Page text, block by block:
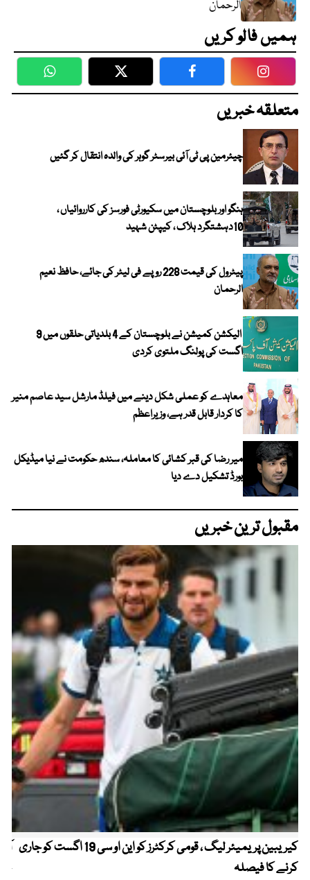
الرحمان
ہمیں فالو کریں
WhatsApp Twitter Facebook
متعلقہ خبریں
چیئرمین پی ٹی آئی بیرسٹر گوہر کی والدہ انتقال کر گئیں
ہنگو اور بلوچستان میں سکیورٹی فورسز کی کارروائیاں ،
10دہشتگرد ہلاک ، کیپٹن شہید
پیٹرول کی قیمت 228 روپے فی لیٹر کی جائے، حافظ نعیم
الرحمان
الیکشن کمیشن نے بلوچستان کے 4 بلدیاتی حلقوں میں 9
اگست کی پولنگ ملتوی کردی
معاہدے کو عملی شکل دینے میں فیلڈ مارشل سید عاصم منیر
کا کردار قابل قدر ہے، وزیراعظم
میر رضا کی قبر کشائی کا معاملہ، سندھ حکومت نے نیا میڈیکل
بورڈ تشکیل دے دیا
مقبول ترین خبریں
کیریبین پریمیئر لیگ ، قومی کرکٹرز کو این او سی 19 اگست کو جاری
کرنے کا فیصلہ